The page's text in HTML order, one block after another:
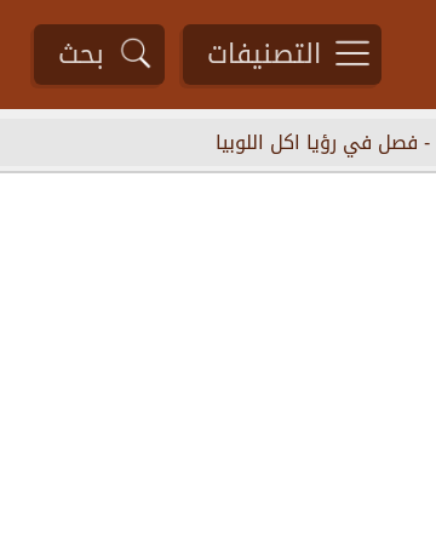
التصنيفات بحث
-فصل في رؤيا اكل اللوبيا